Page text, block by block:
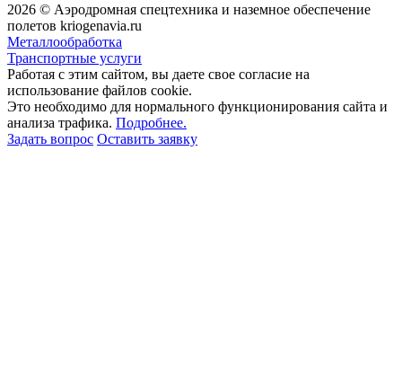
2026 © Аэродромная спецтехника и наземное обеспечение
полетов kriogenavia.ru
Металлообработка
Транспортные услуги
Работая с этим сайтом, вы даете свое согласие на
использование файлов cookie.
Это необходимо для нормального функционирования сайта и
анализа трафика. Подробнее.
Задать вопрос Оставить заявку